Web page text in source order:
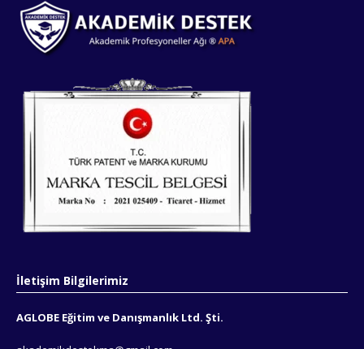
İletişim Bilgilerimiz
AGLOBE Eğitim ve Danışmanlık Ltd. Şti.